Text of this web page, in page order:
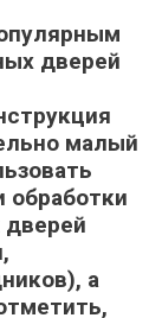
дверей
малый
обработки
а